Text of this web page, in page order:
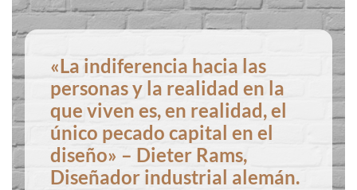
«La indiferencia hacia las
personas y la realidad en la
que viven es, en realidad, el
único pecado capital en el
diseño» – Dieter Rams,
Diseñador industrial alemán.